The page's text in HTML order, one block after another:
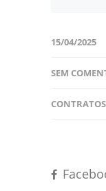
15/04/2025
SEM
CONTRATOS